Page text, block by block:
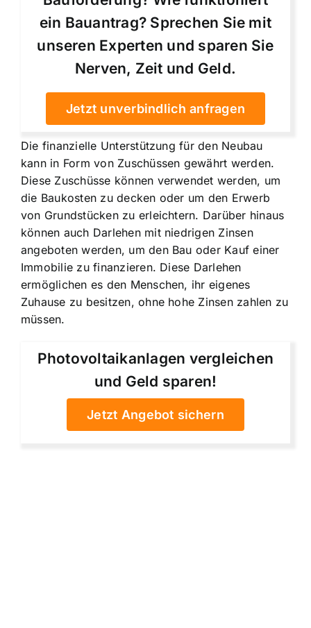
ein Bauantrag? Sprechen Sie mit
unseren Experten und sparen Sie
Nerven, Zeit und Geld.
Jetzt unverbindlich anfragen
Die finanzielle Unterstützung für den Neubau
kann in Form von Zuschüssen gewährt werden.
Diese Zuschüsse können verwendet werden, um
die Baukosten zu decken oder um den Erwerb
von Grundstücken zu erleichtern. Darüber hinaus
können auch Darlehen mit niedrigen Zinsen
angeboten werden, um den Bau oder Kauf einer
Immobilie zu finanzieren. Diese Darlehen
ermöglichen es den Menschen, ihr eigenes
Zuhause zu besitzen, ohne hohe Zinsen zahlen zu
müssen.
Photovoltaikanlagen vergleichen
und Geld sparen!
Jetzt Angebot sichern